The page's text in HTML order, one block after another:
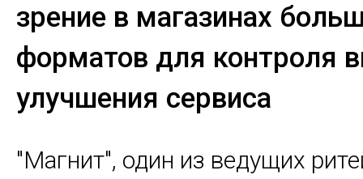
зрение в магазинах
форматов для контроля
улучшения сервиса
"Магнит", один из ведущих